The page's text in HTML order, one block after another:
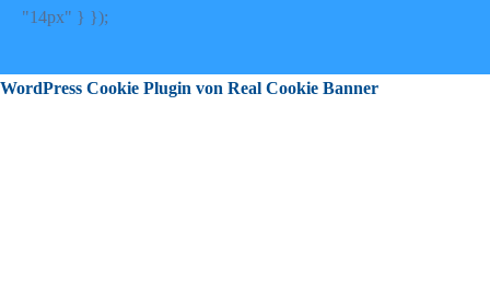
"14px" } });
WordPress Cookie Plugin von Real Cookie Banner